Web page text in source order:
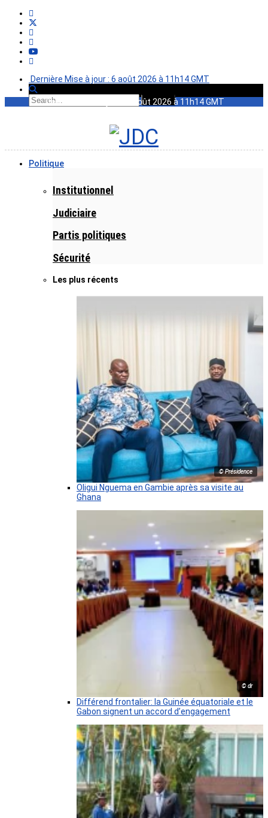
Dernière Mise à jour : 6 août 2026 à 11h14 GMT
Dernière Mise à jour : 6 août 2026 à 11h14 GMT
Politique
Institutionnel
Judiciaire
Partis politiques
Sécurité
Les plus récents
© Présidence
Oligui Nguema en Gambie après sa visite au
Ghana
© dr
Différend frontalier: la Guinée équatoriale et le
Gabon signent un accord d’engagement